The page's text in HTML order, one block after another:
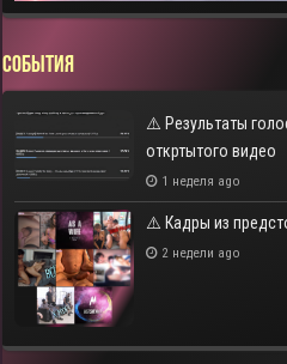
СОБЫТИЯ
⚠️ Результаты
откртытого видео
1 неделя ago
⚠️ Кадры из
2 недели ago